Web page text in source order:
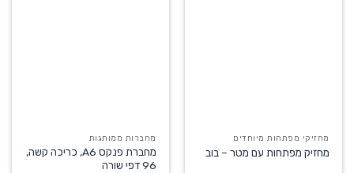
מחזיקי מפתחות מיוחדים
מחזיק מפתחות עם מטר – בוב
מחברות ממותגות
מחברת פנקס A6, כריכה קשה,
96 דפי שורה